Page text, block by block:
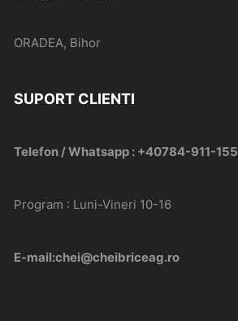
ORADEA, Bihor
SUPORT CLIENTI
Telefon / Whatsapp : +40784-911-155
Program : Luni-Vineri 10-16
E-mail:chei@cheibriceag.ro